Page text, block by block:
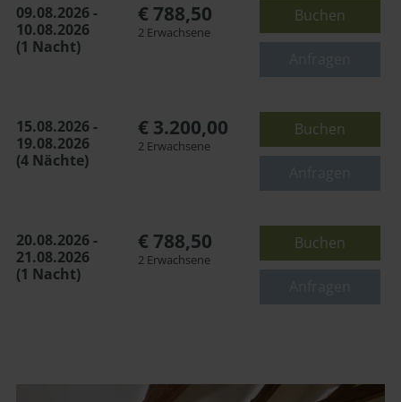
Maximalbelegung:
09.08.2026 -
10.08.2026
(1 Nacht)
€ 788,50
2 Erwachsene
Buchen
15.08.2026 -
19.08.2026
(4 Nächte)
€ 3.200,00
2 Erwachsene
Buchen
20.08.2026 -
21.08.2026
(1 Nacht)
€ 788,50
2 Erwachsene
Buchen